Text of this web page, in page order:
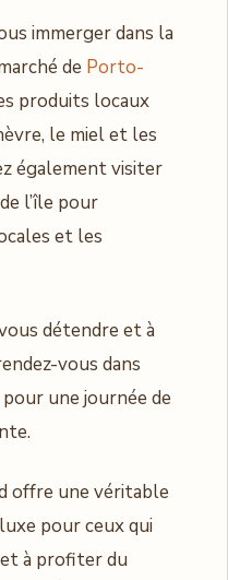
immerger dans la
de Porto-
produits locaux
le miel et les
également visiter
l’île pour
et les
détendre et à
vous dans
pour une journée de
offre une véritable
pour ceux qui
à profiter du